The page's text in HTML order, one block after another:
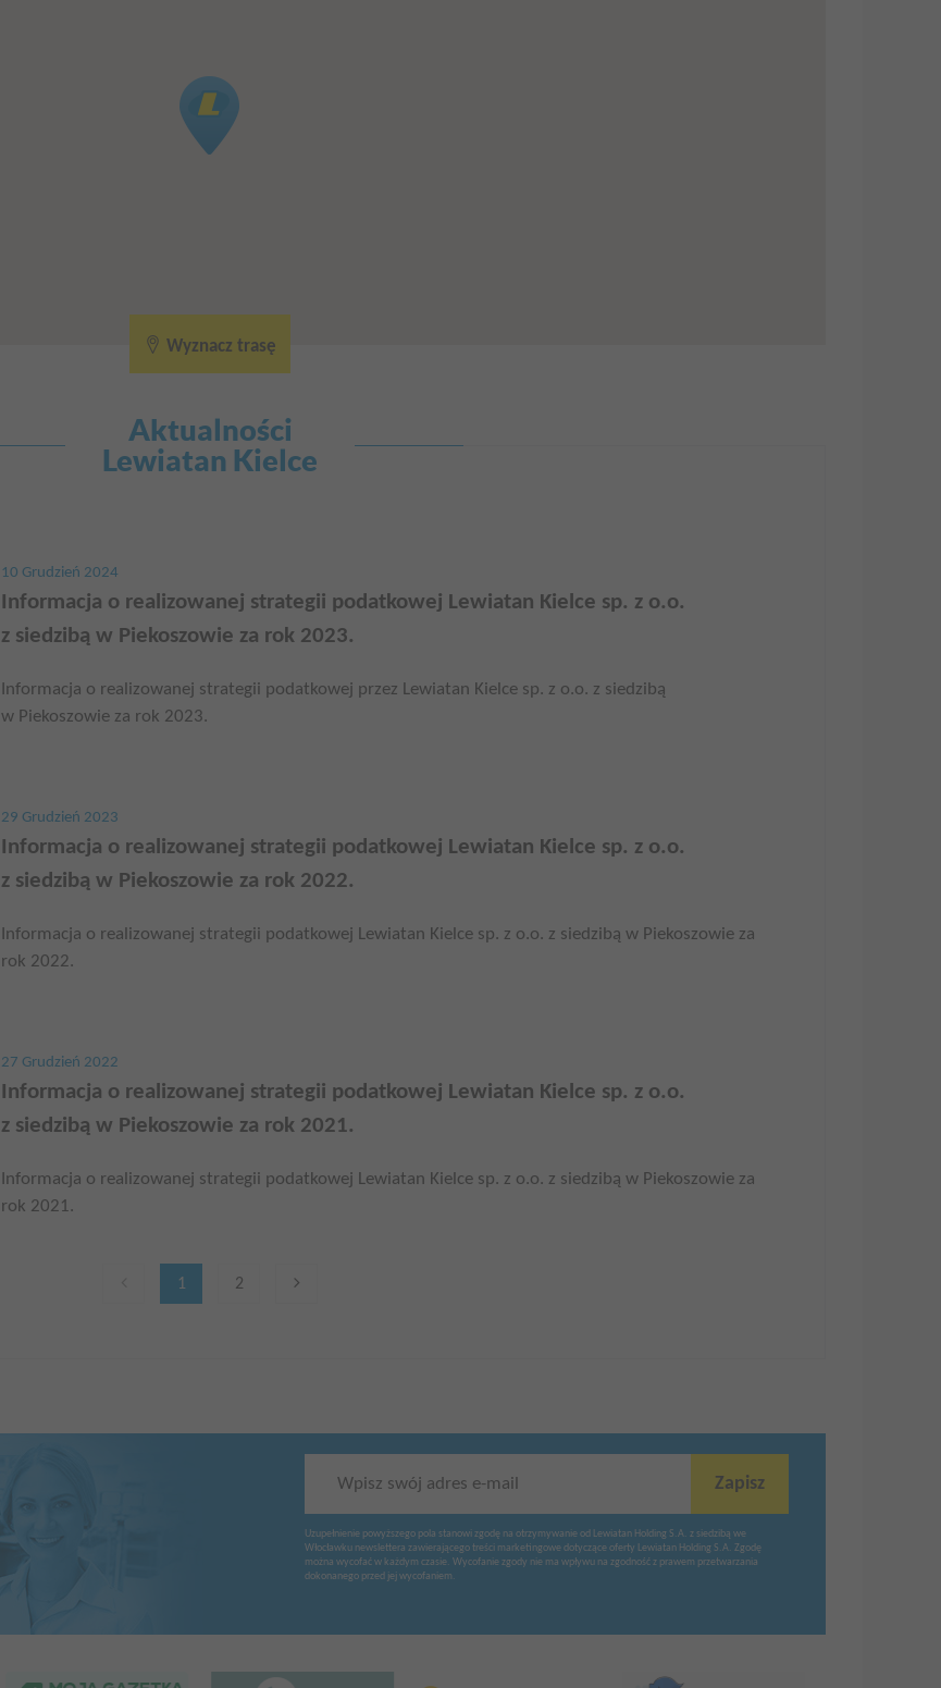
Wyznacz trasę
Aktualności
Lewiatan Kielce
10 Grudzień 2024
Informacja o realizowanej strategii podatkowej Lewiatan Kielce sp. z o.o.
z siedzibą w Piekoszowie za rok 2023.
Informacja o realizowanej strategii podatkowej przez Lewiatan Kielce sp. z o.o. z siedzibą
w Piekoszowie za rok 2023.
29 Grudzień 2023
Informacja o realizowanej strategii podatkowej Lewiatan Kielce sp. z o.o.
z siedzibą w Piekoszowie za rok 2022.
Informacja o realizowanej strategii podatkowej Lewiatan Kielce sp. z o.o. z siedzibą w Piekoszowie za
rok 2022.
27 Grudzień 2022
Informacja o realizowanej strategii podatkowej Lewiatan Kielce sp. z o.o.
z siedzibą w Piekoszowie za rok 2021.
Informacja o realizowanej strategii podatkowej Lewiatan Kielce sp. z o.o. z siedzibą w Piekoszowie za
rok 2021.
1 2
Wpisz swój adres e-mail Zapisz
Uzupełnienie powyższego pola stanowi zgodę na otrzymywanie od Lewiatan Holding S.A. z siedzibą we
Włocławku newslettera zawierającego treści marketingowe dotyczące oferty Lewiatan Holding S.A. Zgodę
można wycofać w każdym czasie. Wycofanie zgody nie ma wpływu na zgodność z prawem przetwarzania
dokonanego przed jej wycofaniem.